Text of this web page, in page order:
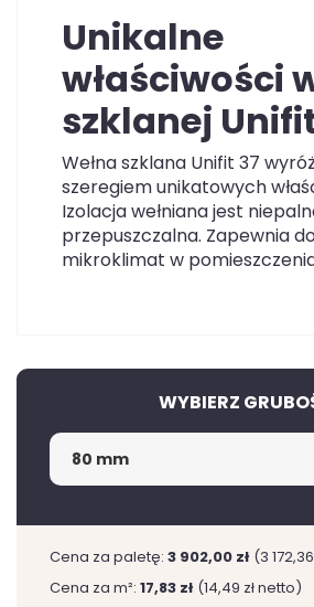
Unikalne
właściwości
szklanej
Wełna szklana Unifit 37
szeregiem unikatowych
Izolacja wełniana jest
przepuszczalna. Zapewnia
mikroklimat w
WYBIERZ
Cena za paletę: 3 902,00 zł (3
Cena za m²: 17,83 zł (14,49 zł netto)